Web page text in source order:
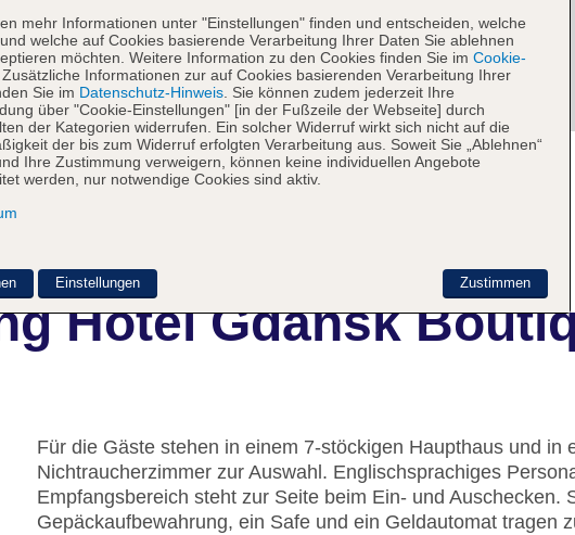
Hotel Gdansk
Für die Gäste stehen in einem 7-stöckigen Haupthaus und in
Nichtraucherzimmer zur Auswahl. Englischsprachiges
Empfangsbereich steht zur Seite beim Ein- und Auschecken.
Gepäckaufbewahrung, ein Safe und ein Geldautomat tragen
mehr Informationen unter "Einstellungen" finden und entscheiden, welche
welche auf Cookies basierende Verarbeitung Ihrer Daten Sie ablehnen
möchten. Weitere Information zu den Cookies finden Sie im Cookie-
. Zusätzliche Informationen zur auf Cookies basierenden Verarbeitung Ihrer
Sie im Datenschutz-Hinweis . Sie können zudem jederzeit Ihre
über "Cookie-Einstellungen" [in der Fußzeile der Webseite] durch
der Kategorien widerrufen. Ein solcher Widerruf wirkt sich nicht auf die
der bis zum Widerruf erfolgten Verarbeitung aus. Soweit Sie „Ablehnen“
Ihre Zustimmung verweigern, können keine individuellen Angebote
werden, nur notwendige Cookies sind aktiv.
Zustimmen
Einstellungen